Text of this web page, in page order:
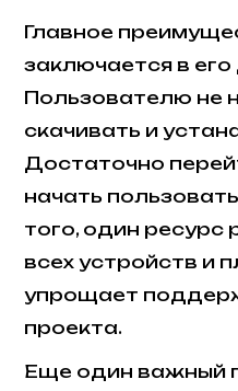
Главное
заключается в
Пользователю не
скачивать и
Достаточно
начать
того, один ресурс
всех устройств и
упрощает
проекта.
Еще один важный